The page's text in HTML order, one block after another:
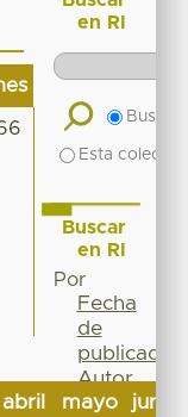
abril
mayo
junio
en RI
Buscar
Esta
Buscar
en RI
Por
Fecha
de
publicación
Autor
Título